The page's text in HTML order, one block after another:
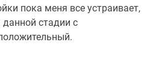
пока меня все устраивает,
стадии с